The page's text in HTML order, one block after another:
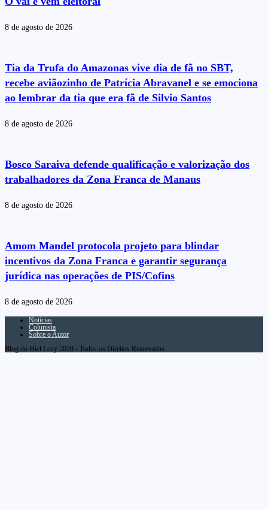
8 de agosto de 2026
Tia da Trufa do Amazonas vive dia de fã no SBT,
recebe aviãozinho de Patrícia Abravanel e se emociona
ao lembrar da tia que era fã de Silvio Santos
8 de agosto de 2026
Bosco Saraiva defende qualificação e valorização dos
trabalhadores da Zona Franca de Manaus
8 de agosto de 2026
Amom Mandel protocola projeto para blindar
incentivos da Zona Franca e garantir segurança
jurídica nas operações de PIS/Cofins
8 de agosto de 2026
Notícias
Colunista
Sobre o Autor
Blog do Hiel Levy 2020 - Todos os Direitos Reservados